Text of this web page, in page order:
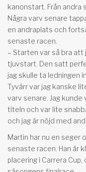
kanonstart. Från andra
Några varv senare
en andraplats och
senaste racen.
– Starten var så bra
tjuvstart. Den satt
jag skulle ta ledningen
Tyvärr var jag kanske
varv senare. Jag
titeln och var lite
och jag är nöjd med
Martin har nu en seger
senaste racen. Han är
placering i Carrera